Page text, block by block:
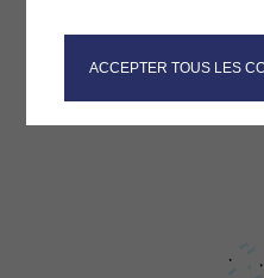
ACCEPTER TOUS LES